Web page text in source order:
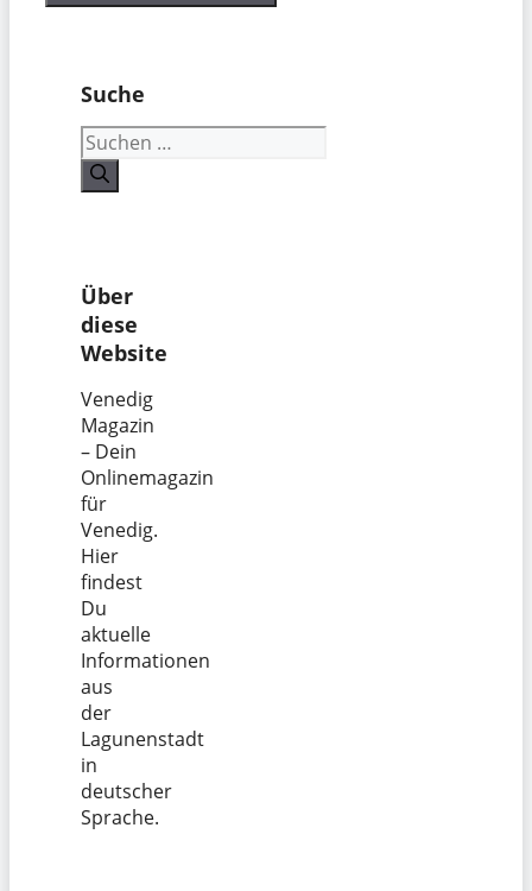
Suche
Suchen
nach:
Über
diese
Website
Venedig
Magazin
– Dein
Onlinemagazin
für
Venedig.
Hier
findest
Du
aktuelle
Informationen
aus
der
Lagunenstadt
in
deutscher
Sprache.